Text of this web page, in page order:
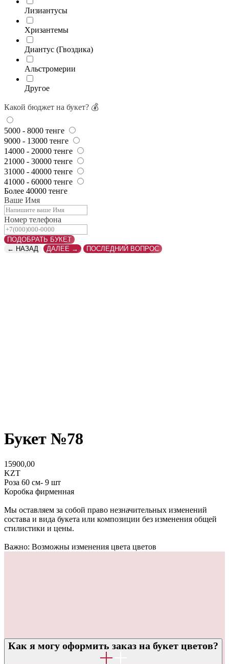
Лизиантусы
Хризантемы
Диантус (Гвоздика)
Альстромерии
Другое
Какой бюджет на букет? 💰
5000 - 8000 тенге
9000 - 13000 тенге
14000 - 20000 тенге
21000 - 30000 тенге
31000 - 40000 тенге
41000 - 60000 тенге
Более 40000 тенге
Ваше Имя
Номер телефона
ПОДОБРАТЬ БУКЕТ
← НАЗАД
ДАЛЕЕ → ПОСЛЕДНИЙ ВОПРОС
Букет №78
15900,00
KZT
Роза 60 см- 9 шт
Коробка фирменная
Мы оставляем за собой право незначительных изменений
состава и вида букета или композиции без изменения общей
стилистики и цены.
Важно: Возможны изменения цвета цветов
Как я могу оформить заказ на букет цветов?